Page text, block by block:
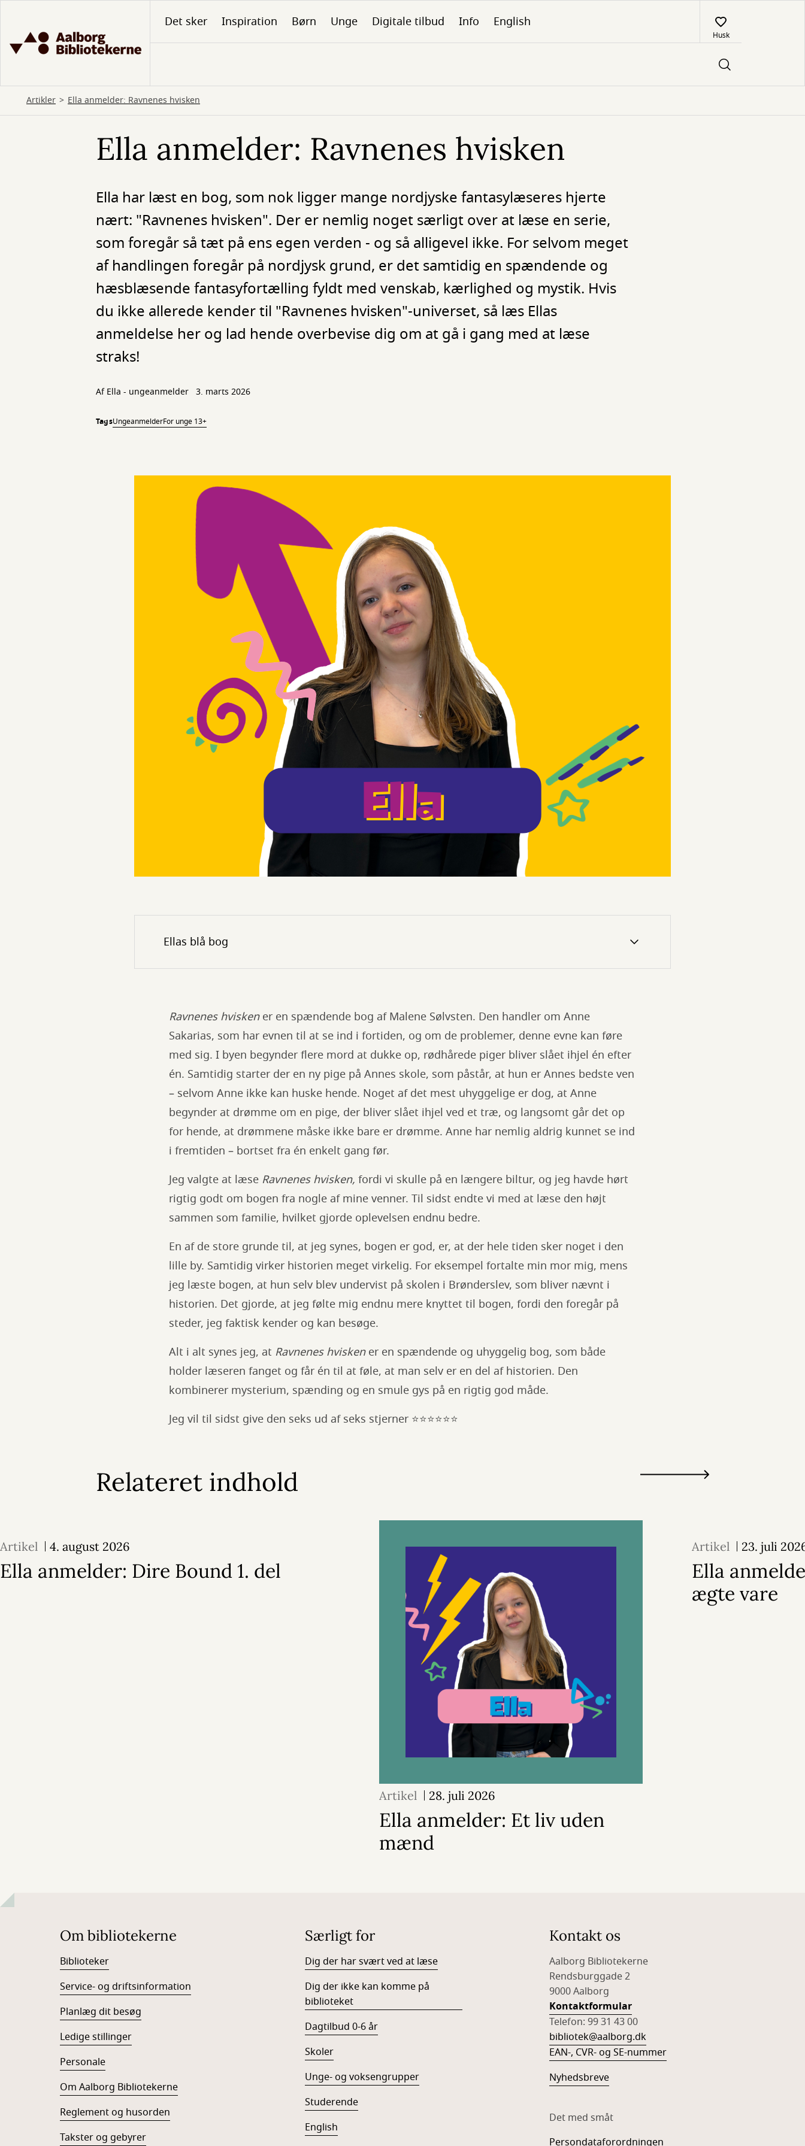
hovedindhold
Det sker Inspiration Børn Unge Digitale tilbud Info English
Husk
Artikler Ella anmelder: Ravnenes hvisken
Ella anmelder: Ravnenes hvisken
Ella har læst en bog, som nok ligger mange nordjyske fantasylæseres hjerte
nært: "Ravnenes hvisken". Der er nemlig noget særligt over at læse en serie,
som foregår så tæt på ens egen verden - og så alligevel ikke. For selvom meget
af handlingen foregår på nordjysk grund, er det samtidig en spændende og
hæsblæsende fantasyfortælling fyldt med venskab, kærlighed og mystik. Hvis
du ikke allerede kender til "Ravnenes hvisken"-universet, så læs Ellas
anmeldelse her og lad hende overbevise dig om at gå i gang med at læse
straks!
Af Ella - ungeanmelder 3. marts 2026
TagsUngeanmelderFor unge 13+
Ellas blå bog
Ravnenes hviskener en spændende bog af Malene Sølvsten. Den handler om Anne
Sakarias, som har evnen til at se ind i fortiden, og om de problemer, denne evne kan føre
med sig. I byen begynder flere mord at dukke op, rødhårede piger bliver slået ihjel én efter
én. Samtidig starter der en ny pige på Annes skole, som påstår, at hun er Annes bedste ven
– selvom Anne ikke kan huske hende. Noget af det mest uhyggelige er dog, at Anne
begynder at drømme om en pige, der bliver slået ihjel ved et træ, og langsomt går det op
for hende, at drømmene måske ikke bare er drømme. Anne har nemlig aldrig kunnet se ind
i fremtiden – bortset fra én enkelt gang før.
Jeg valgte at læse Ravnenes hvisken, fordi vi skulle på en længere biltur, og jeg havde hørt
rigtig godt om bogen fra nogle af mine venner. Til sidst endte vi med at læse den højt
sammen som familie, hvilket gjorde oplevelsen endnu bedre.
En af de store grunde til, at jeg synes, bogen er god, er, at der hele tiden sker noget i den
lille by. Samtidig virker historien meget virkelig. For eksempel fortalte min mor mig, mens
jeg læste bogen, at hun selv blev undervist på skolen i Brønderslev, som bliver nævnt i
historien. Det gjorde, at jeg følte mig endnu mere knyttet til bogen, fordi den foregår på
steder, jeg faktisk kender og kan besøge.
Alt i alt synes jeg, at Ravnenes hviskener en spændende og uhyggelig bog, som både
holder læseren fanget og får én til at føle, at man selv er en del af historien. Den
kombinerer mysterium, spænding og en smule gys på en rigtig god måde.
Jeg vil til sidst give den seks ud af seks stjerner ⭐⭐⭐⭐⭐⭐
Relateret indhold
Artikel 4. august 2026
Ella anmelder: Dire Bound 1. del
Artikel 28. juli 2026
Ella anmelder: Et liv uden
mænd
Artikel 23. juli
Ella
ægte vare
Om bibliotekerne
Biblioteker
Service- og driftsinformation
Planlæg dit besøg
Ledige stillinger
Personale
Om Aalborg Bibliotekerne
Reglement og husorden
Takster og gebyrer
Særligt for
Dig der har svært ved at læse
Dig der ikke kan komme på
biblioteket
Dagtilbud 0-6 år
Skoler
Unge- og voksengrupper
Studerende
English
Kontakt os
Aalborg Bibliotekerne
Rendsburggade 2
9000 Aalborg
Kontaktformular
Telefon: 99 31 43 00
bibliotek@aalborg.dk
EAN-, CVR- og SE-nummer
Nyhedsbreve
Det med småt
Persondataforordningen